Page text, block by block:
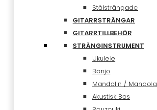
Stålsträngade
GITARRSTRÄNGAR
GITARRTILLBEHÖR
STRÄNGINSTRUMENT
Ukulele
Banjo
Mandolin / Mandola
Akustisk Bas